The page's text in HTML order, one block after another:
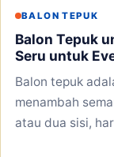
BALON TEPUK
Balon Tepuk
Seru untuk
Balon tepuk
menambah
atau dua sisi,